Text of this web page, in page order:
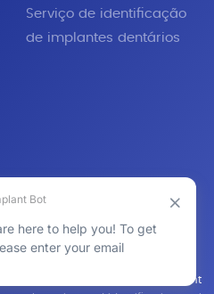
Serviço de identificação
de implantes dentários
© 2019 - 2026 SpotImplant